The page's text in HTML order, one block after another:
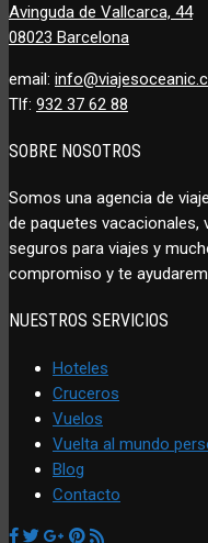
Avinguda de Vallcarca, 44
08023 Barcelona
email:
Tlf: 932 37 62 88
SOBRE NOSOTROS
Somos una agencia de
de paquetes vacacionales,
seguros para viajes y
compromiso y te
NUESTROS SERVICIOS
Hoteles
Cruceros
Vuelos
Vuelta al mundo
Blog
Contacto